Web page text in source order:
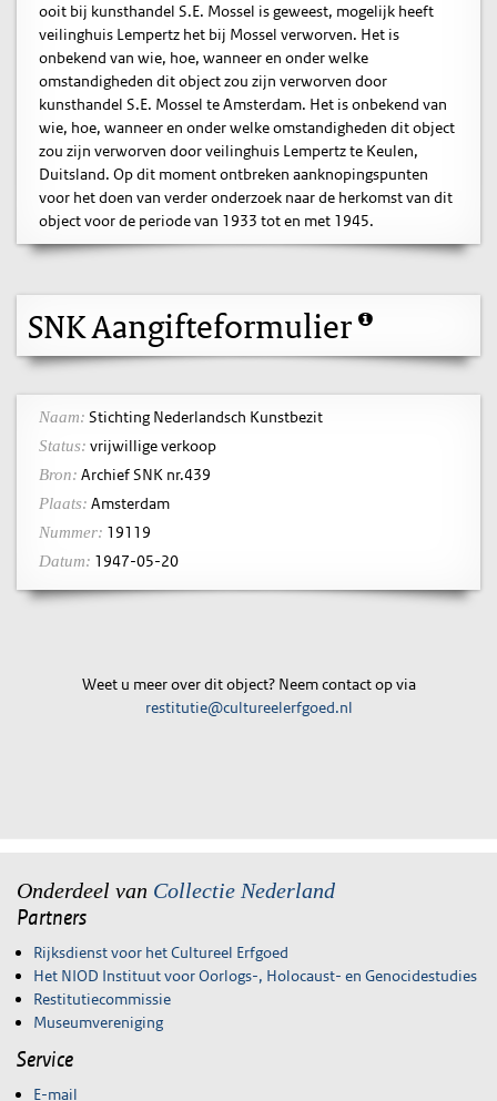
ooit bij kunsthandel S.E. Mossel is geweest, mogelijk heeft
veilinghuis Lempertz het bij Mossel verworven. Het is
onbekend van wie, hoe, wanneer en onder welke
omstandigheden dit object zou zijn verworven door
kunsthandel S.E. Mossel te Amsterdam. Het is onbekend van
wie, hoe, wanneer en onder welke omstandigheden dit object
zou zijn verworven door veilinghuis Lempertz te Keulen,
Duitsland. Op dit moment ontbreken aanknopingspunten
voor het doen van verder onderzoek naar de herkomst van dit
object voor de periode van 1933 tot en met 1945.
SNK Aangifteformulier
Naam: Stichting Nederlandsch Kunstbezit
Status: vrijwillige verkoop
Bron: Archief SNK nr.439
Plaats: Amsterdam
Nummer: 19119
Datum: 1947-05-20
Weet u meer over dit object? Neem contact op via
restitutie@cultureelerfgoed.nl
Onderdeel van Collectie Nederland
Partners
Rijksdienst voor het Cultureel Erfgoed
Het NIOD Instituut voor Oorlogs-, Holocaust- en Genocidestudies
Restitutiecommissie
Museumvereniging
Service
E-mail